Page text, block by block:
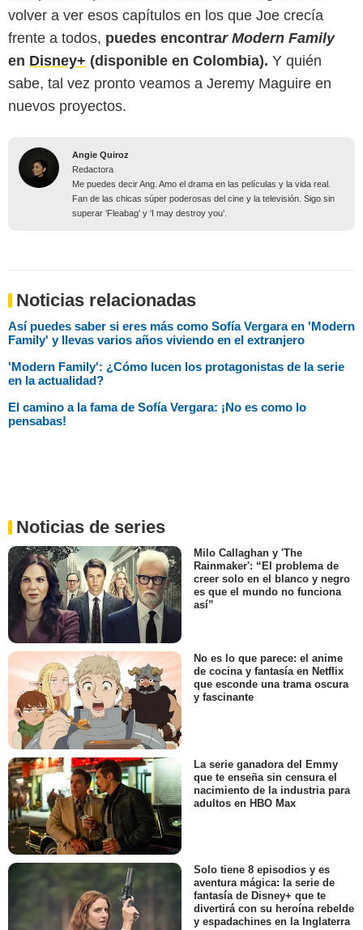
volver a ver esos capítulos en los que Joe crecía
frente a todos, puedes encontrar Modern Family
en Disney+ (disponible en Colombia). Y quién
sabe, tal vez pronto veamos a Jeremy Maguire en
nuevos proyectos.
Angie Quiroz
Redactora
Me puedes decir Ang. Amo el drama en las películas y la vida real.
Fan de las chicas súper poderosas del cine y la televisión. Sigo sin
superar ‘Fleabag’ y ‘I may destroy you’.
Noticias relacionadas
Así puedes saber si eres más como Sofía Vergara en 'Modern
Family' y llevas varios años viviendo en el extranjero
'Modern Family': ¿Cómo lucen los protagonistas de la serie
en la actualidad?
El camino a la fama de Sofía Vergara: ¡No es como lo
pensabas!
Noticias de series
Milo Callaghan y 'The
Rainmaker': “El problema de
creer solo en el blanco y negro
es que el mundo no funciona
así”
No es lo que parece: el anime
de cocina y fantasía en Netflix
que esconde una trama oscura
y fascinante
La serie ganadora del Emmy
que te enseña sin censura el
nacimiento de la industria para
adultos en HBO Max
Solo tiene 8 episodios y es
aventura mágica: la serie de
fantasía de Disney+ que te
divertirá con su heroína rebelde
y espadachines en la Inglaterra